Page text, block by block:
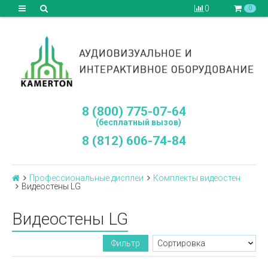
0 0
8 (800) 775-07-64
(бесплатный вызов)
8 (812) 606-74-84
Профессиональные дисплеи
Комплекты видеостен
Видеостены LG
Видеостены LG
Фильтр